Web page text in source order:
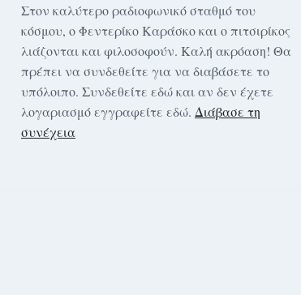
Στον καλύτερο ραδιοφωνικό σταθμό του
κόσμου, ο Φεντερίκο Καράσκο και ο πιτσιρίκος
λιάζονται και φιλοσοφούν. Καλή ακρόαση! Θα
πρέπει να συνδεθείτε για να διαβάσετε το
υπόλοιπο. Συνδεθείτε εδώ και αν δεν έχετε
λογαριασμό εγγραφείτε εδώ. Διάβασε τη
συνέχεια